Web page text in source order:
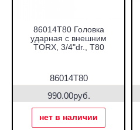
86014T80 Головка
ударная с внешним
TORX, 3/4"dr., T80
86014T80
990.00руб.
нет в наличии